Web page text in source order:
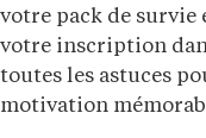
votre pack de survie
votre inscription
toutes les astuces
motivation